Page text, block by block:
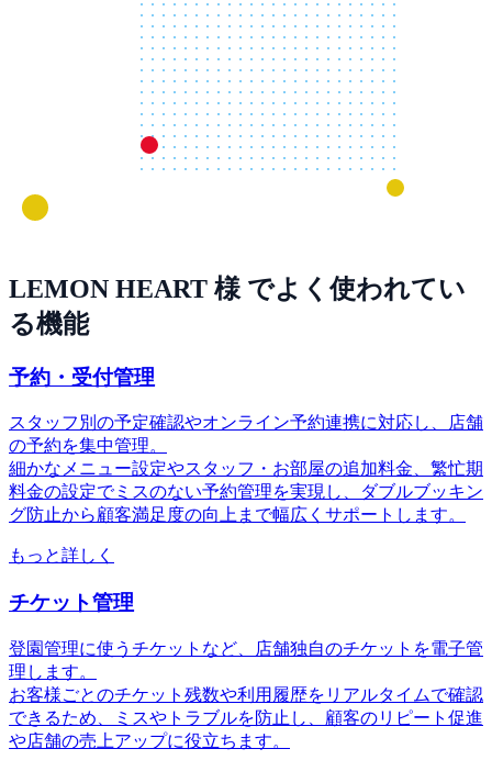
LEMON HEART 様 でよく使われてい
る機能
予約・受付管理
スタッフ別の予定確認やオンライン予約連携に対応し、店舗
の予約を集中管理。
細かなメニュー設定やスタッフ・お部屋の追加料金、繁忙期
料金の設定でミスのない予約管理を実現し、ダブルブッキン
グ防止から顧客満足度の向上まで幅広くサポートします。
もっと詳しく
チケット管理
登園管理に使うチケットなど、店舗独自のチケットを電子管
理します。
お客様ごとのチケット残数や利用履歴をリアルタイムで確認
できるため、ミスやトラブルを防止し、顧客のリピート促進
や店舗の売上アップに役立ちます。